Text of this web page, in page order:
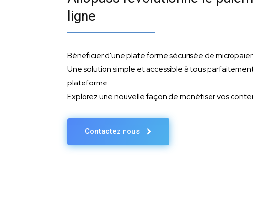
ligne
Bénéficier d'une plate forme sécurisée de
Une solution simple et accessible à tous
plateforme.
Explorez une nouvelle façon de monétiser vos
Contactez nous